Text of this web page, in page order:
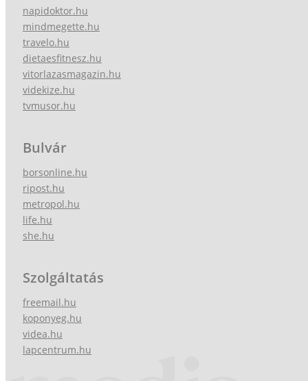
napidoktor.hu
mindmegette.hu
travelo.hu
dietaesfitnesz.hu
vitorlazasmagazin.hu
videkize.hu
tvmusor.hu
Bulvár
borsonline.hu
ripost.hu
metropol.hu
life.hu
she.hu
Szolgáltatás
freemail.hu
koponyeg.hu
videa.hu
lapcentrum.hu